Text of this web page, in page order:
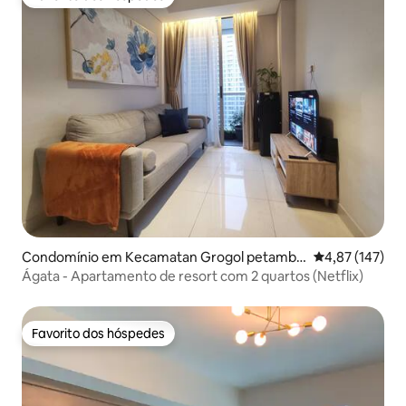
Favorito dos hóspedes
Condomínio em Kecamatan Grogol petambu
ran
Classificação
4,87 (147)
Ágata - Apartamento de resort com 2 quartos (Netflix)
Favorito dos hóspedes
Favorito dos hóspedes